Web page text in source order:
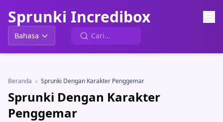
Sprunki Incredibox
Bahasa
Beranda › Sprunki Dengan Karakter Penggemar
Sprunki Dengan Karakter
Penggemar